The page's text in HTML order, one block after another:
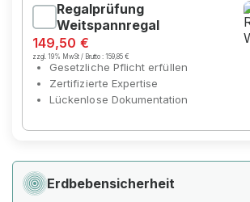
Regalprüfung
Weitspannregal
149,50 €
zzgl. 19% MwSt / Brutto :159,85 €
Gesetzliche Pflicht erfüllen
Zertifizierte Expertise
Lückenlose Dokumentation
Erdbebensicherheit